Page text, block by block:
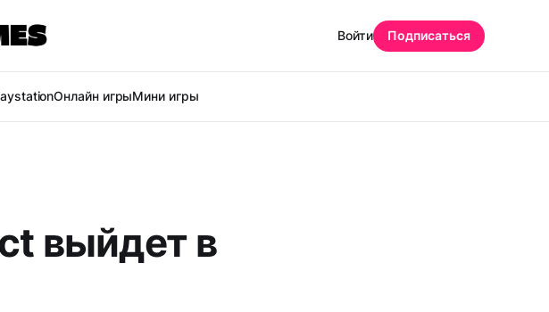
Онлайн игрыМини игры
Войти Подписаться
выйдет в